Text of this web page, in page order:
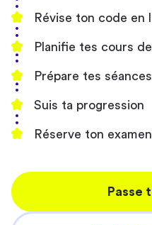
Révise ton code en
Planifie tes cours
Prépare tes
Suis ta progression
Réserve ton examen
Passe